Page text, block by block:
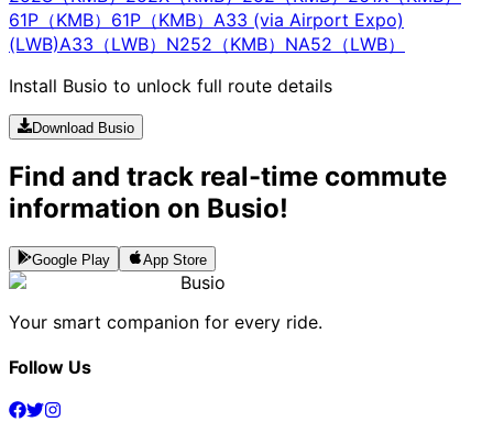
61P（KMB） 61P（KMB） A33 (via Airport Expo)
(LWB)A33（LWB） N252（KMB） NA52（LWB）
Install Busio to unlock full route details
Download Busio
Find and track real-time commute
information on Busio!
Google Play App Store
Busio
Your smart companion for every ride.
Follow Us